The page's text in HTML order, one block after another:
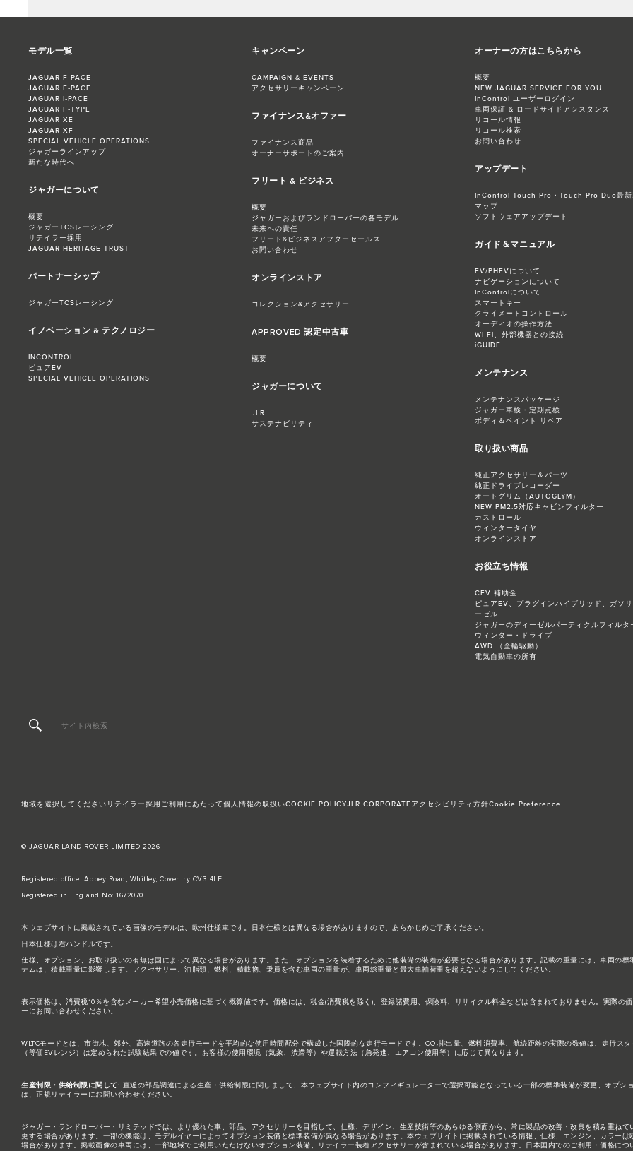
モデル一覧
JAGUAR F‑PACE
JAGUAR E‑PACE
JAGUAR I‑PACE
JAGUAR F‑TYPE
JAGUAR XE
JAGUAR XF
SPECIAL VEHICLE OPERATIONS
ジャガーラインアップ
新たな時代へ
ジャガーについて
概要
ジャガーTCSレーシング
リテイラー採用
JAGUAR HERITAGE TRUST
パートナーシップ
ジャガーTCSレーシング
イノベーション & テクノロジー
INCONTROL
ピュアEV
SPECIAL VEHICLE OPERATIONS
キャンペーン
CAMPAIGN & EVENTS
アクセサリーキャンペーン
ファイナンス&オファー
ファイナンス商品
オーナーサポートのご案内
フリート & ビジネス
概要
ジャガーおよびランドローバーの各モデル
未来への責任
フリート&ビジネスアフターセールス
お問い合わせ
オンラインストア
コレクション&アクセサリー
APPROVED 認定中古車
概要
ジャガーについて
JLR
サステナビリティ​
オーナーの方はこちらから
概要
NEW JAGUAR SERVICE FOR YOU
InControl ユーザーログイン
車両保証 & ロードサイドアシスタンス
リコール情報
リコール検索
お問い合わせ
アップデート
InControl Touch Pro・Touch Pro Duo最新
マップ
ソフトウェアアップデート
ガイド＆マニュアル
EV/PHEVについて
ナビゲーションについて
InControlについて
スマートキー
クライメートコントロール
オーディオの操作方法
Wi-Fi、外部機器との接続
iGUIDE
メンテナンス
メンテナンスパッケージ
ジャガー​車検・定期点検
ボディ＆ペイント リペア
取り扱い商品
純正アクセサリー＆パーツ
純正ドライブレコーダー
オートグリム（AUTOGLYM）
NEW PM2.5対応​キャビンフィルター
カストロール
ウィンタータイヤ
オンラインストア
お役立ち情報
CEV 補助金
ピュアEV、プラグインハイブリッド、ガソ
ーゼル
ジャガーのディーゼルパーティクルフィルタ
ウィンター・ドライブ
AWD （全輪駆動）
電気自動車の所有
サイト内検索
地域を選択してください リテイラー採用 ご利用にあたって個人情報の取扱いCOOKIE POLICYJLR CORPORATEアクセシビリティ方針Cookie Preference
© JAGUAR LAND ROVER LIMITED 2026
Registered office: Abbey Road, Whitley, Coventry CV3 4LF.
Registered in England No: 1672070
本ウェブサイトに掲載されている画像のモデルは、欧州仕様車です。日本仕様とは異なる場合がありますので、あらかじめご了承ください。
日本仕様は右ハンドルです。
仕様、オプション、お取り扱いの有無は国によって異なる場合があります。また、オプションを装着するために他装備の装着が必要となる場合があります。記載の重量には、車両の
テムは、積載重量に影響します。アクセサリー、油脂類、燃料、積載物、乗員を含む車両の重量が、車両総重量と最大車軸荷重を超えないようにしてください。
表示価格は、消費税10％を含むメーカー希望小売価格に基づく概算値です。価格には、税金(消費税を除く)、登録諸費用、保険料、リサイクル料金などは含まれておりません。実際
ーにお問い合わせください。
WLTCモードとは、市街地、郊外、高速道路の各走行モードを平均的な使用時間配分で構成した国際的な走行モードです。CO₂排出量、燃料消費率、航続距離の実際の数値は、走行
（等価EVレンジ）は定められた試験結果での値です。お客様の使用環境（気象、渋滞等）や運転方法（急発進、エアコン使用等）に応じて異なります。
生産制限・供給制限に関して: 直近の部品調達による生産・供給制限に関しまして、本ウェブサイト内のコンフィギュレーターで選択可能となっている一部の標準装備が変更、オプ
は、正規リテイラーにお問い合わせください。
ジャガー・ランドローバー・リミテッドでは、より優れた車、部品、アクセサリーを目指して、仕様、デザイン、生産技術等のあらゆる側面から、常に製品の改善・改良を積み重ね
更する場合があります。一部の機能は、モデルイヤーによってオプション装備と標準装備が異なる場合があります。本ウェブサイトに掲載されている情報、仕様、エンジン、カラー
場合があります。掲載画像の車両には、一部地域でご利用いただけないオプション装備、リテイラー装着アクセサリーが含まれている場合があります。日本国内でのご利用・価格に